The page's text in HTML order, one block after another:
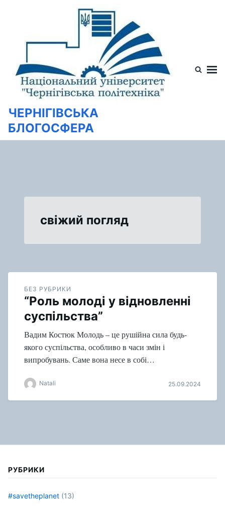
содержимому
ЧЕРНІГІВСЬКА
БЛОГОСФЕРА
свіжий погляд
БЕЗ РУБРИКИ
“Роль молоді у відновленні
суспільства”
Вадим Костюк Молодь – це рушійна сила будь-
якого суспільства, особливо в часи змін і
випробувань. Саме вона несе в собі…
Natali 25.09.2024
РУБРИКИ
#savetheplanet (13)